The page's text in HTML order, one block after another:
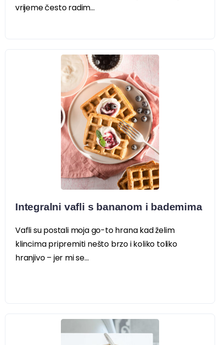
vrijeme često radim...
Integralni vafli s bananom i bademima
Vafli su postali moja go-to hrana kad želim
klincima pripremiti nešto brzo i koliko toliko
hranjivo – jer mi se...